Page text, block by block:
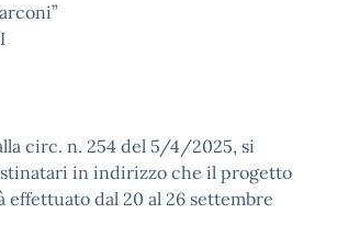
circ. n. 254 del 5/4/2025, si
in indirizzo che il progetto
effettuato dal 20 al 26 settembre